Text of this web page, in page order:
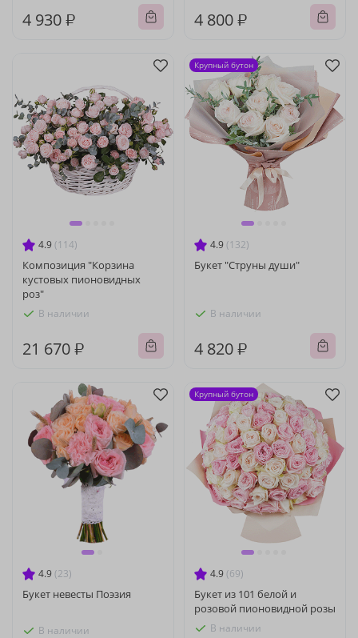
4 930 ₽ 4 800 ₽
4.9 (114)
Композиция "Корзина
кустовых пионовидных
роз"
В наличии
21 670 ₽
4.9 (132)
Букет "Струны души"
В наличии
4 820 ₽
Крупный бутон
4.9 (23)
Букет невесты Поэзия
В наличии
4.9 (69)
Букет из 101 белой и
розовой пионовидной розы
В наличии
Крупный бутон